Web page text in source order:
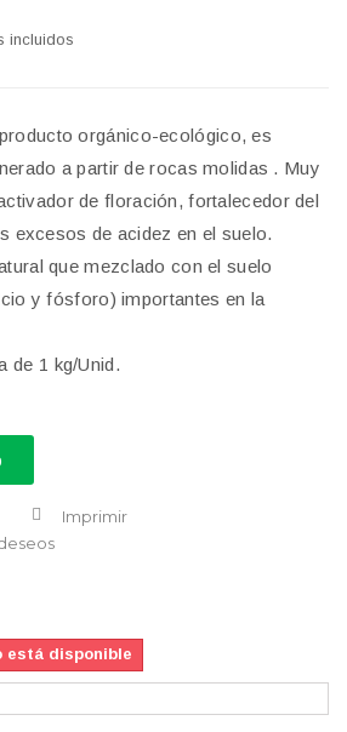
incluidos
orgánico-ecológico, es
a partir de rocas molidas . Muy
de floración, fortalecedor del
excesos de acidez en el suelo.
que mezclado con el suelo
y fósforo) importantes en la
de 1 kg/Unid.
Imprimir
está disponible